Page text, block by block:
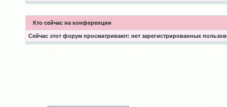
Кто сейчас на конференции
Сейчас этот форум просматривают: нет зарегистрированных